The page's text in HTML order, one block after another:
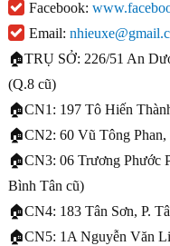
Facebook:
Email:
🏠TRỤ SỞ: 226/51 An
(Q.8 cũ)
🏠CN1: 197 Tô Hiến
🏠CN2: 60 Vũ Tông
🏠CN3: 06 Trương Phước
Bình Tân cũ)
🏠CN4: 183 Tân Sơn, P.
🏠CN5: 1A Nguyễn Văn